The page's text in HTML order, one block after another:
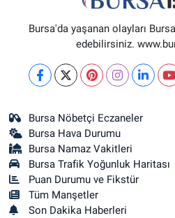
Bursa'da yaşanan olayları
edebilirsiniz.
Bursa Nöbetçi Eczaneler
Bursa Hava Durumu
Bursa Namaz Vakitleri
Bursa Trafik Yoğunluk Haritası
Puan Durumu ve Fikstür
Tüm Manşetler
Son Dakika Haberleri